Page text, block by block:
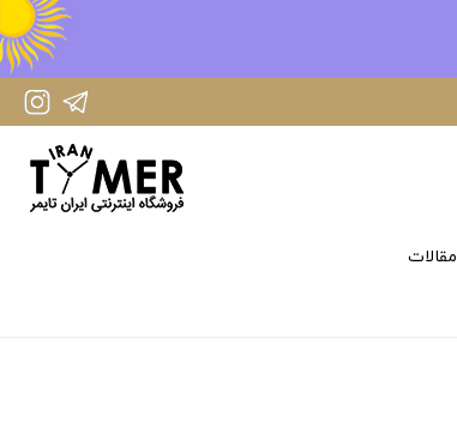
IranTimer Instagram Page
مقالات